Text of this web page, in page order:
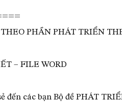
PHẦN PHÁT TRIỂN
– FILE WORD
đến các bạn Bộ đề PHÁT